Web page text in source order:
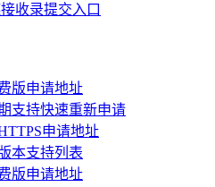
收录提交入口
版申请地址
支持快速重新申请
申请地址
本支持列表
版申请地址